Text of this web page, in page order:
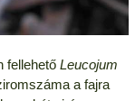
fellehető Leucojum
a fajra